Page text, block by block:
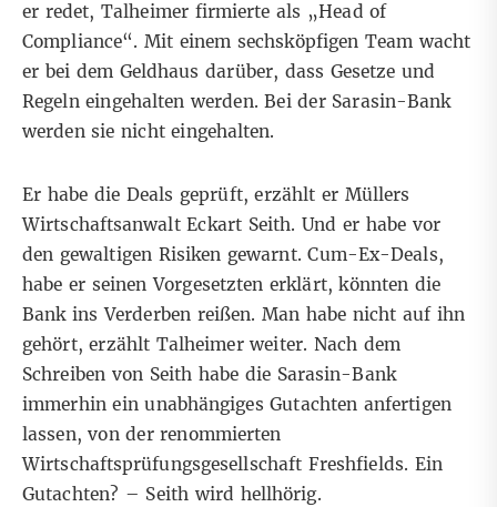
er redet, Talheimer firmierte als „Head of
Compliance“. Mit einem sechsköpfigen Team wacht
er bei dem Geldhaus darüber, dass Gesetze und
Regeln eingehalten werden. Bei der Sarasin-Bank
werden sie nicht eingehalten.
Er habe die Deals geprüft, erzählt er Müllers
Wirtschaftsanwalt Eckart Seith. Und er habe vor
den gewaltigen Risiken gewarnt. Cum-Ex-Deals,
habe er seinen Vorgesetzten erklärt, könnten die
Bank ins Verderben reißen. Man habe nicht auf ihn
gehört, erzählt Talheimer weiter. Nach dem
Schreiben von Seith habe die Sarasin-Bank
immerhin ein unabhängiges Gutachten anfertigen
lassen, von der renommierten
Wirtschaftsprüfungsgesellschaft Freshfields. Ein
Gutachten? – Seith wird hellhörig.